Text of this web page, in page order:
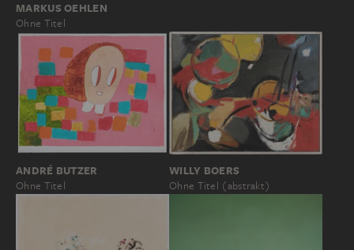
MARKUS OEHLEN
Ohne Titel
ANDRÉ BUTZER
Ohne Titel
WILLY BOERS
Ohne Titel (abstrakt)